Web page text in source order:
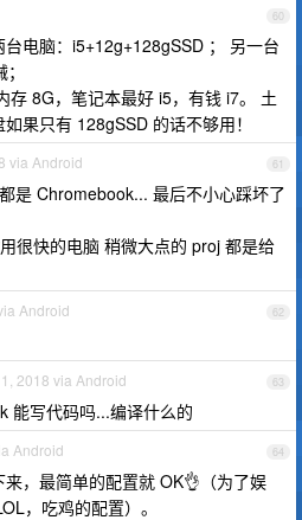
60
电脑：i5+12g+128gSSD ； 另一台
存 8G，笔记本最好 i5，有钱 i7。 土
果只有 128gSSD 的话不够用！
61
via Android
是 Chromebook... 最后不小心踩坏了
很快的电脑 稍微大点的 proj 都是给
62
Android
63
2018 via Android
能写代码吗...编译什么的
64
Android
，最简单的配置就 OK👌（为了娱
，吃鸡的配置）。